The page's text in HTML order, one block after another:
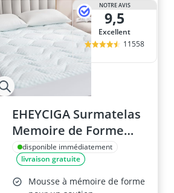
NOTRE AVIS
9,5
Excellent
11558
EHEYCIGA Surmatelas
Memoire de Forme
180x200
disponible immédiatement
livraison gratuite
Mousse à mémoire de forme